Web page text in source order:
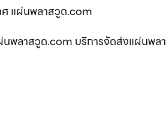
ศ แผ่นพลาสวูด.com
นพลาสวูด.com บริการจัดส่งแผ่นพลา